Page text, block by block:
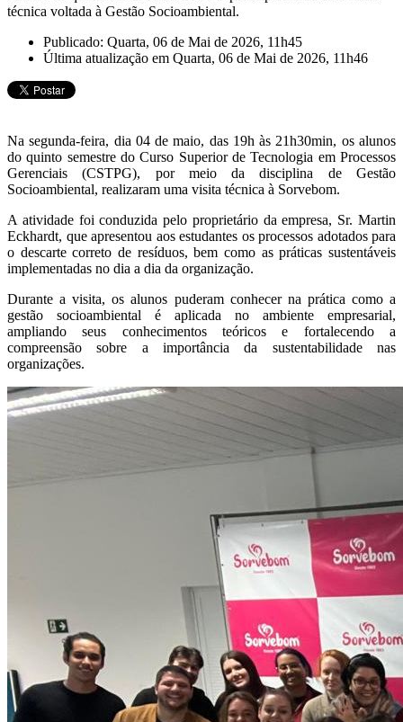
técnica voltada à Gestão Socioambiental.
Publicado: Quarta, 06 de Mai de 2026, 11h45
Última atualização em Quarta, 06 de Mai de 2026, 11h46
Na segunda-feira, dia 04 de maio, das 19h às 21h30min, os alunos
do quinto semestre do Curso Superior de Tecnologia em Processos
Gerenciais (CSTPG), por meio da disciplina de Gestão
Socioambiental, realizaram uma visita técnica à Sorvebom.
A atividade foi conduzida pelo proprietário da empresa, Sr. Martin
Eckhardt, que apresentou aos estudantes os processos adotados para
o descarte correto de resíduos, bem como as práticas sustentáveis
implementadas no dia a dia da organização.
Durante a visita, os alunos puderam conhecer na prática como a
gestão socioambiental é aplicada no ambiente empresarial,
ampliando seus conhecimentos teóricos e fortalecendo a
compreensão sobre a importância da sustentabilidade nas
organizações.